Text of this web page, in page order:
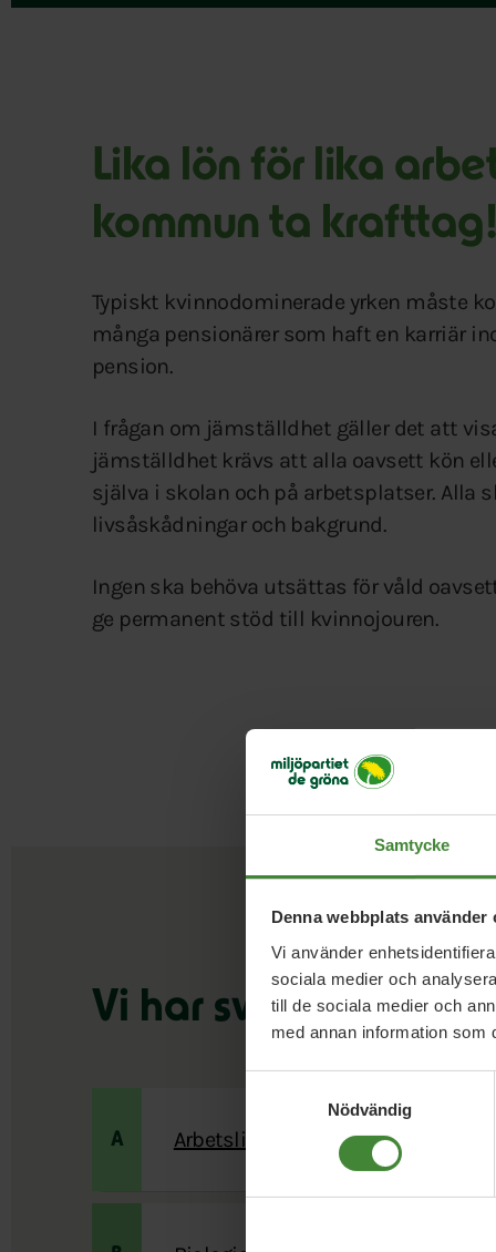
Samtycke
Denna webbplats använder
Vi använder
sociala medier och
till de sociala medier och
med annan information som
Nödvändig
Lika lön för lika
kommun ta
Typiskt kvinnodominerade yrken måste
många pensionärer som haft en karriär
pension.
I frågan om jämställdhet gäller det att
jämställdhet krävs att alla oavsett kön
själva i skolan och på arbetsplatser. Alla
livsåskådningar och bakgrund.
Ingen ska behöva utsättas för våld
ge permanent stöd till kvinnojouren.
Vi har svaren på
A Arbetsliv